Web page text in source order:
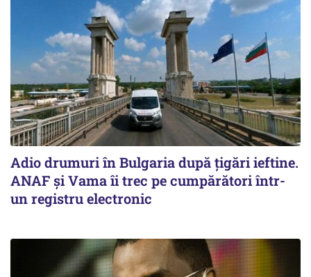
Adio drumuri în Bulgaria după țigări ieftine.
ANAF și Vama îi trec pe cumpărători într-
un registru electronic